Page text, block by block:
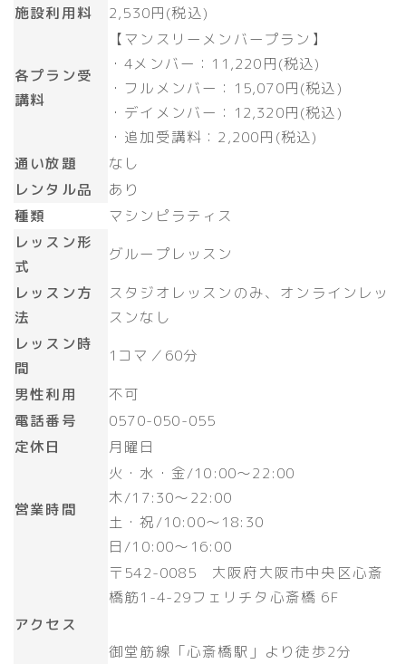
施設利用料 2,530円(税込)
各プラン受
講料
【マンスリーメンバープラン】
・4メンバー：11,220円(税込)
・フルメンバー：15,070円(税込)
・デイメンバー：12,320円(税込)
・追加受講料：2,200円(税込)
通い放題
なし
レンタル品
あり
種類
マシンピラティス
レッスン形
式
グループレッスン
レッスン方
法
スタジオレッスンのみ、オンラインレッ
スンなし
レッスン時
間
1コマ／60分
男性利用
不可
電話番号
0570-050-055
定休日
月曜日
営業時間
火・水・金/10:00～22:00
木/17:30～22:00
土・祝/10:00～18:30
日/10:00～16:00
アクセス
〒542-0085 大阪府大阪市中央区心斎
橋筋1-4-29フェリチタ心斎橋 6F
御堂筋線「心斎橋駅」より徒歩2分